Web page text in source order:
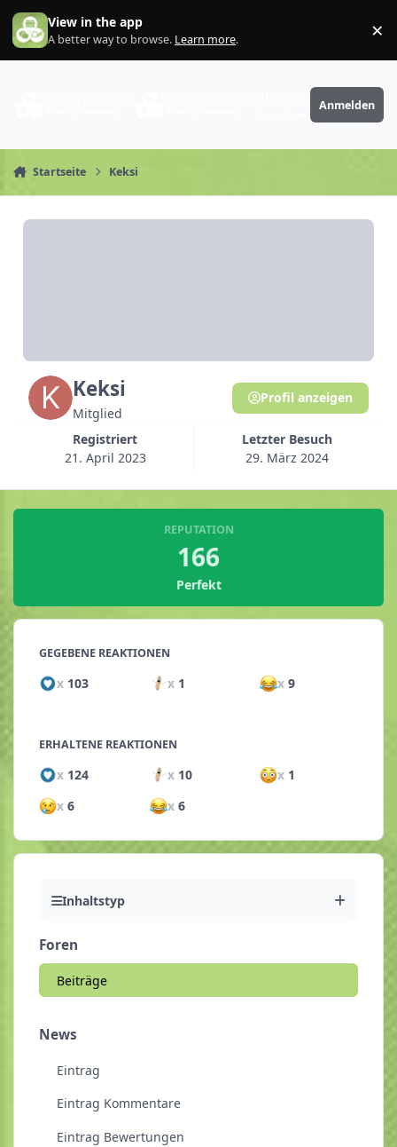
Zum Inhalt springen
View in the app
A better way to browse. Learn more. ×
PhantaFriends.de
Anmelden
Startseite Keksi
Keksi
Mitglied
Registriert
21. April 2023
Letzter Besuch
29. März 2024
Profil anzeigen
REPUTATION
166
Perfekt
GEGEBENE REAKTIONEN
x 103 x1 x 9
ERHALTENE REAKTIONEN
x 124 x10 x 1
x 6 x6
Inhaltstyp
Foren
Beiträge
News
Eintrag
Eintrag Kommentare
Eintrag Bewertungen